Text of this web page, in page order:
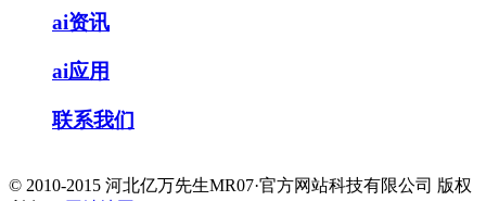
ai资讯
ai应用
联系我们
© 2010-2015 河北亿万先生MR07·官方网站科技有限公司 版权